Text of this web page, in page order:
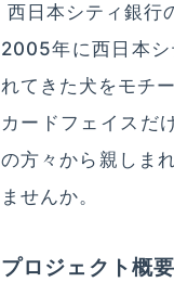
西日本シティ銀行
2005年に西日本シ
れてきた犬をモチ
カードフェイスだ
の方々から親しま
ませんか。
プロジェクト概要